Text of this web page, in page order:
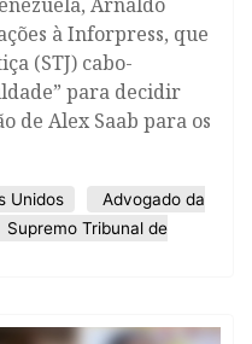
à Inforpress, que
(STJ) cabo-
para decidir
de Alex Saab para os
Unidos
Advogado da
Supremo Tribunal de